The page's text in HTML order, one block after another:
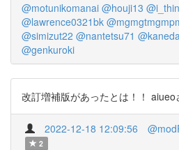
@motunikomanai @houji13
@lawrence0321bk
@simizut22 @nantetsu71
@genkuroki
改訂増補版があったとは！！
2022-12-18 12:09:56
2